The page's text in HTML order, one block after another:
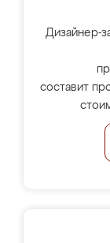
Дизайнер-
составит